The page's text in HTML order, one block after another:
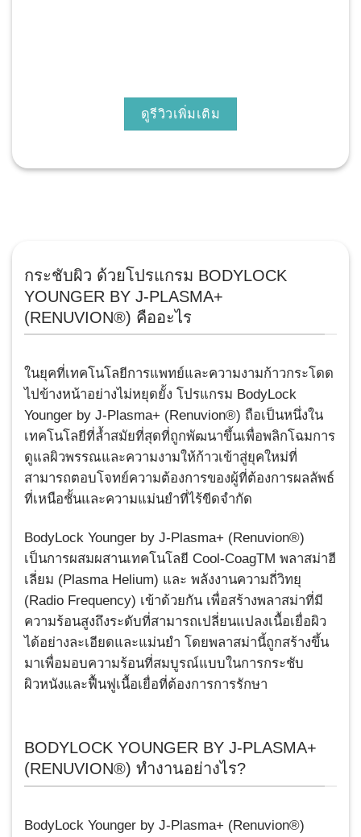
ดูรีวิวเพิ่มเติม
กระชับผิว ด้วยโปรแกรม BODYLOCK
YOUNGER BY J-PLASMA+
(RENUVION®) คืออะไร
ในยุคที่เทคโนโลยีการแพทย์และความงามก้าวกระโดด
ไปข้างหน้าอย่างไม่หยุดยั้ง โปรแกรม BodyLock
Younger by J-Plasma+ (Renuvion®) ถือเป็นหนึ่งใน
เทคโนโลยีที่ล้ำสมัยที่สุดที่ถูกพัฒนาขึ้นเพื่อพลิกโฉมการ
ดูแลผิวพรรณและความงามให้ก้าวเข้าสู่ยุคใหม่ที่
สามารถตอบโจทย์ความต้องการของผู้ที่ต้องการผลลัพธ์
ที่เหนือชั้นและความแม่นยำที่ไร้ขีดจำกัด
BodyLock Younger by J-Plasma+ (Renuvion®)
เป็นการผสมผสานเทคโนโลยี Cool-CoagTM พลาสม่าฮี
เลี่ยม (Plasma Helium) และ พลังงานความถี่วิทยุ
(Radio Frequency) เข้าด้วยกัน เพื่อสร้างพลาสม่าที่มี
ความร้อนสูงถึงระดับที่สามารถเปลี่ยนแปลงเนื้อเยื่อผิว
ได้อย่างละเอียดและแม่นยำ โดยพลาสม่านี้ถูกสร้างขึ้น
มาเพื่อมอบความร้อนที่สมบูรณ์แบบในการกระชับ
ผิวหนังและฟื้นฟูเนื้อเยื่อที่ต้องการการรักษา
BODYLOCK YOUNGER BY J-PLASMA+
(RENUVION®) ทำงานอย่างไร?
BodyLock Younger by J-Plasma+ (Renuvion®)